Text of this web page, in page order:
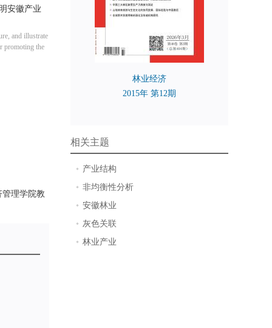
安徽产业
and illustrate
promoting the
理学院教
林业经济
2015年 第12期
相关主题
产业结构
非均衡性分析
安徽林业
灰色关联
林业产业